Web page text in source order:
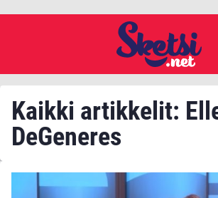
Kaikki artikkelit:
DeGeneres